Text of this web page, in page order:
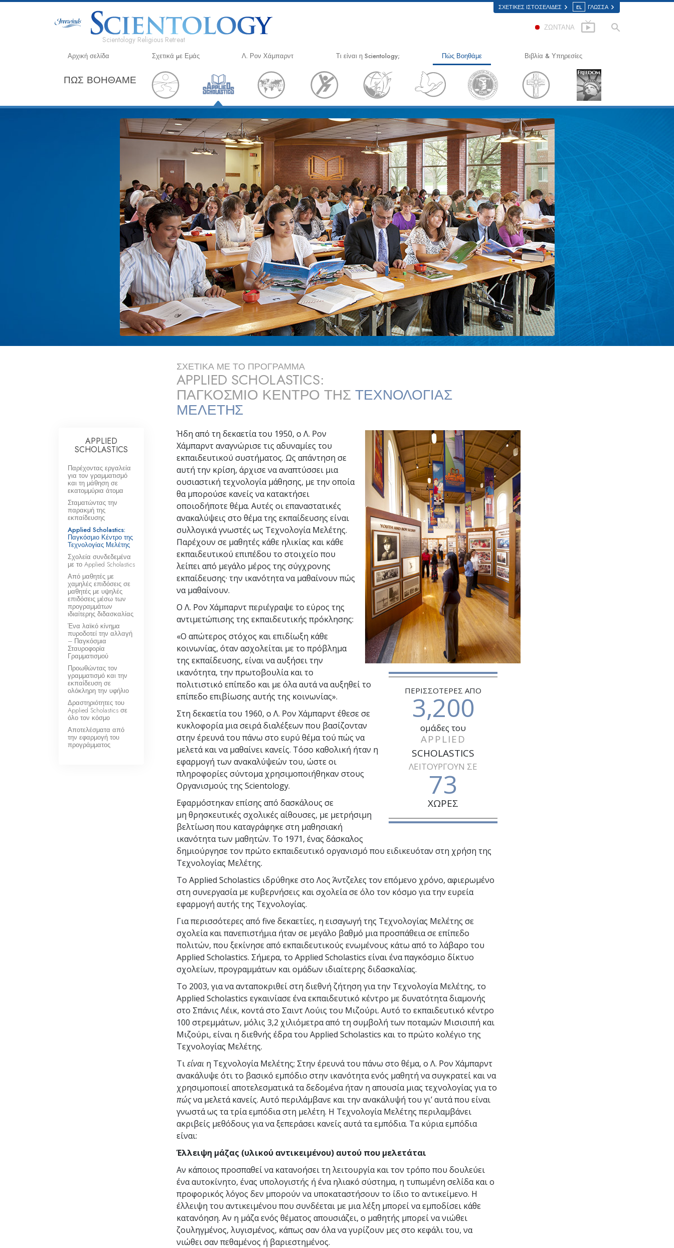
ΣΧΕΤΙΚΈΣ ΙΣΤΟΣΕΛΊΔΕΣ EL ΓΛΩΣΣΑ
Scientology Religious Retreat
ΖΩΝΤΑΝΑ
Αρχική σελίδα Σχετικά µε Εμάς Λ. Ρον Χάμπαρντ Τι είναι η Scientology;
Πιστεύω και Πρακτικές
Τα Πιστεύω και οι Κώδικες της
Σαηεντολογίας
Τι Λένε οι Σαηεντολόγοι για τη
Σαηεντολογία
Συναντήστε έναν Σαηεντολόγο
Μέσα σε μια Εκκλησία
Οι Βασικές Αρχές της Σαηεντολογίας
Μια Εισαγωγή στη Διανοητική
Αγάπη και Μίσος –
Tι είναι η Μεγαλοσύνη;
Πώς Βοηθάμε
Ο Δρόμος προς την Ευτυχία
Applied Scholastics
Κρίμινον
Νάρκωνον
Η Αλήθεια για τα Ναρκωτικά
Ενωμένοι για τα Ανθρώπινα
Δικαιώματα
Επιτροπή Πολιτών για τα Ανθρώπινα
Δικαιώματα
Εθελοντές Λειτουργοί της
Σαηεντολογίας
Βιβλία & Υπηρεσίες
Εισαγωγικά Βιβλία
Ηχογραφημένα Βιβλία
Οι Εισαγωγικές Διαλέξεις
Εισαγωγικά Φιλμ
Εισαγωγικές Υπηρεσίες
ΠΩΣ ΒΟΗΘΑΜΕ
ΣΧΕΤΙΚΑ ΜΕ ΤΟ ΠΡΟΓΡΑΜΜΑ
APPLIED SCHOLASTICS:
ΠΑΓΚΟΣΜΙΟ ΚΕΝΤΡΟ ΤΗΣ ΤΕΧΝΟΛΟΓΙΑΣ
ΜΕΛΕΤΗΣ
ΠΕΡΙΣΣΟΤΕΡΕΣ ΑΠΟ
3,200
ομάδες του
APPLIED
SCHOLASTICS
ΛΕΙΤΟΥΡΓΟΥΝ ΣΕ
73
ΧΩΡΕΣ
Ήδη από τη δεκαετία του 1950, ο Λ. Ρον
Χάμπαρντ αναγνώρισε τις αδυναμίες του
εκπαιδευτικού συστήματος. Ως απάντηση σε
αυτή την κρίση, άρχισε να αναπτύσσει μια
ουσιαστική τεχνολογία μάθησης, με την οποία
θα μπορούσε κανείς να κατακτήσει
οποιοδήποτε θέμα. Αυτές οι επαναστατικές
ανακαλύψεις στο θέμα της εκπαίδευσης είναι
συλλογικά γνωστές ως Τεχνολογία Μελέτης.
Παρέχουν σε μαθητές κάθε ηλικίας και κάθε
εκπαιδευτικού επιπέδου το στοιχείο που
λείπει από μεγάλο μέρος της σύγχρονης
εκπαίδευσης· την ικανότητα να μαθαίνουν πώς
να μαθαίνουν.
Ο Λ. Ρον Χάμπαρντ περιέγραψε το εύρος της
αντιμετώπισης της εκπαιδευτικής πρόκλησης:
«Ο απώτερος στόχος και επιδίωξη κάθε
κοινωνίας, όταν ασχολείται με το πρόβλημα
της εκπαίδευσης, είναι να αυξήσει την
ικανότητα, την πρωτοβουλία και το
πολιτιστικό επίπεδο και με όλα αυτά να αυξηθεί το
επίπεδο επιβίωσης αυτής της κοινωνίας».
Στη δεκαετία του 1960, ο Λ. Ρον Χάμπαρντ έθεσε σε
κυκλοφορία μια σειρά διαλέξεων που βασίζονταν
στην έρευνά του πάνω στο ευρύ θέμα τού πώς να
μελετά και να μαθαίνει κανείς. Τόσο καθολική ήταν η
εφαρμογή των ανακαλύψεών του, ώστε οι
πληροφορίες σύντομα χρησιμοποιήθηκαν στους
Οργανισμούς της Scientology.
Εφαρμόστηκαν επίσης από δασκάλους σε
μη θρησκευτικές σχολικές αίθουσες, με μετρήσιμη
βελτίωση που καταγράφηκε στη μαθησιακή
ικανότητα των μαθητών. Το 1971, ένας δάσκαλος
δημιούργησε τον πρώτο εκπαιδευτικό οργανισμό που ειδικευόταν στη χρήση της
Τεχνολογίας Μελέτης.
Το Applied Scholastics ιδρύθηκε στο Λος Άντζελες τον επόμενο χρόνο, αφιερωμένο
στη συνεργασία με κυβερνήσεις και σχολεία σε όλο τον κόσμο για την ευρεία
εφαρμογή αυτής της Τεχνολογίας.
Για περισσότερες από five δεκαετίες, η εισαγωγή της Τεχνολογίας Μελέτης σε
σχολεία και πανεπιστήμια ήταν σε μεγάλο βαθμό μια προσπάθεια σε επίπεδο
πολιτών, που ξεκίνησε από εκπαιδευτικούς ενωμένους κάτω από το λάβαρο του
Applied Scholastics. Σήμερα, το Applied Scholastics είναι ένα παγκόσμιο δίκτυο
σχολείων, προγραμμάτων και ομάδων ιδιαίτερης διδασκαλίας.
Το 2003, για να ανταποκριθεί στη διεθνή ζήτηση για την Τεχνολογία Μελέτης, το
Applied Scholastics εγκαινίασε ένα εκπαιδευτικό κέντρο με δυνατότητα διαμονής
στο Σπάνις Λέικ, κοντά στο Σαιντ Λούις του Μιζούρι. Αυτό το εκπαιδευτικό κέντρο
100 στρεμμάτων, μόλις 3,2 χιλιόμετρα από τη συμβολή των ποταμών Μισισιπή και
Μιζούρι, είναι η διεθνής έδρα του Applied Scholastics και το πρώτο κολέγιο της
Τεχνολογίας Μελέτης.
Τιείναι η Τεχνολογία Μελέτης; Στην έρευνά του πάνω στο θέμα, ο Λ. Ρον Χάμπαρντ
ανακάλυψε ότι το βασικό εμπόδιο στην ικανότητα ενός μαθητή να συγκρατεί και να
χρησιμοποιεί αποτελεσματικά τα δεδομένα ήταν η απουσία μιας τεχνολογίας για το
πώςνα μελετά κανείς. Αυτό περιλάμβανε και την ανακάλυψή του γι’ αυτά που είναι
γνωστά ως τα τρία εμπόδια στη μελέτη. Η Τεχνολογία Μελέτης περιλαμβάνει
ακριβείς μεθόδους για να ξεπεράσει κανείς αυτά τα εμπόδια. Τα κύρια εμπόδια
είναι:
Έλλειψη μάζας (υλικού αντικειμένου) αυτού που μελετάται
Αν κάποιος προσπαθεί να κατανοήσει τη λειτουργία και τον τρόπο που δουλεύει
ένα αυτοκίνητο, ένας υπολογιστής ή ένα ηλιακό σύστημα, η τυπωμένη σελίδα και ο
προφορικός λόγος δεν μπορούν να υποκαταστήσουν το ίδιο το αντικείμενο. Η
έλλειψη του αντικειμένου που συνδέεται με μια λέξη μπορεί να εμποδίσει κάθε
κατανόηση. Αν η μάζα ενός θέματος απουσιάζει, ο μαθητής μπορεί να νιώθει
ζουληγμένος, λυγισμένος, κάπως σαν όλα να γυρίζουν μες στο κεφάλι του, να
νιώθει σαν πεθαμένος ή βαριεστημένος.
APPLIED
SCHOLASTICS
Παρέχοντας εργαλεία
για τον γραμματισμό
και τη μάθηση σε
εκατομμύρια άτομα
Σταματώντας την
παρακμή της
εκπαίδευσης
Applied Scholastics:
Παγκόσμιο Κέντρο της
Τεχνολογίας Μελέτης
Σχολεία συνδεδεμένα
με το Applied Scholastics
Από μαθητές με
χαμηλές επιδόσεις σε
μαθητές με υψηλές
επιδόσεις μέσω των
προγραμμάτων
ιδιαίτερης διδασκαλίας
Ένα λαϊκό κίνημα
πυροδοτεί την αλλαγή
– Παγκόσμια
Σταυροφορία
Γραμματισμού
Προωθώντας τον
γραμματισμό και την
εκπαίδευση σε
ολόκληρη την υφήλιο
Δραστηριότητες του
Applied Scholastics σε
όλο τον κόσμο
Αποτελέσματα από
την εφαρμογή του
προγράμματος